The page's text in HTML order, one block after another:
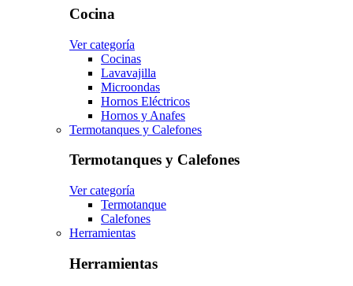
Cocina
Ver categoría
Cocinas
Lavavajilla
Microondas
Hornos Eléctricos
Hornos y Anafes
Termotanques y Calefones
Termotanques y Calefones
Ver categoría
Termotanque
Calefones
Herramientas
Herramientas